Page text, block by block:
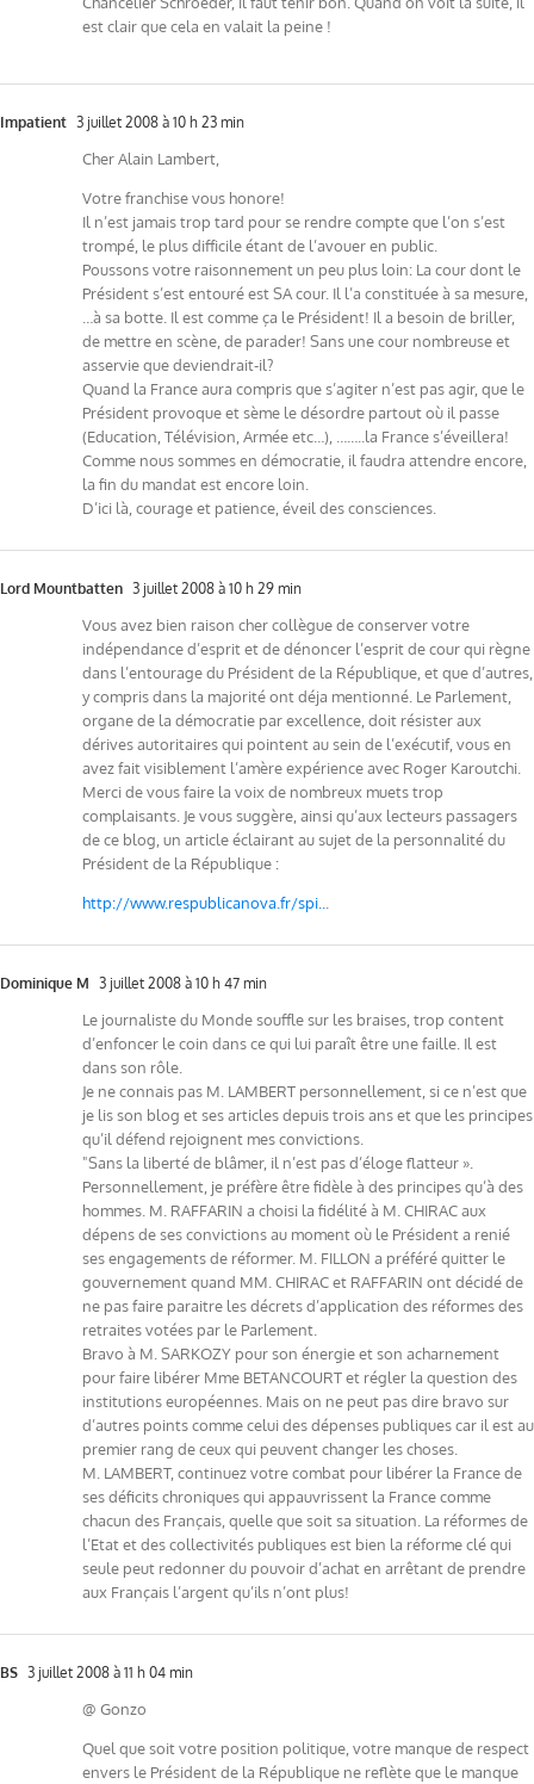
est clair que cela en valait la peine !
Impatient 3 juillet 2008 à 10 h 23 min
Cher Alain Lambert,
Votre franchise vous honore!
Il n’est jamais trop tard pour se rendre compte que l’on s’est
trompé, le plus difficile étant de l’avouer en public.
Poussons votre raisonnement un peu plus loin: La cour dont le
Président s’est entouré est SA cour. Il l’a constituée à sa mesure,
…à sa botte. Il est comme ça le Président! Il a besoin de briller,
de mettre en scène, de parader! Sans une cour nombreuse et
asservie que deviendrait-il?
Quand la France aura compris que s’agiter n’est pas agir, que le
Président provoque et sème le désordre partout où il passe
(Education, Télévision, Armée etc…), ……..la France s’éveillera!
Comme nous sommes en démocratie, il faudra attendre encore,
la fin du mandat est encore loin.
D’ici là, courage et patience, éveil des consciences.
Lord Mountbatten 3 juillet 2008 à 10 h 29 min
Vous avez bien raison cher collègue de conserver votre
indépendance d’esprit et de dénoncer l’esprit de cour qui règne
dans l’entourage du Président de la République, et que d’autres,
y compris dans la majorité ont déja mentionné. Le Parlement,
organe de la démocratie par excellence, doit résister aux
dérives autoritaires qui pointent au sein de l’exécutif, vous en
avez fait visiblement l’amère expérience avec Roger Karoutchi.
Merci de vous faire la voix de nombreux muets trop
complaisants. Je vous suggère, ainsi qu’aux lecteurs passagers
de ce blog, un article éclairant au sujet de la personnalité du
Président de la République :
http://www.respublicanova.fr/spi..
Dominique M 3 juillet 2008 à 10 h 47 min
Le journaliste du Monde souffle sur les braises, trop content
d’enfoncer le coin dans ce qui lui paraît être une faille. Il est
dans son rôle.
Je ne connais pas M. LAMBERT personnellement, si ce n’est que
je lis son blog et ses articles depuis trois ans et que les principes
qu’il défend rejoignent mes convictions.
"Sans la liberté de blâmer, il n’est pas d’éloge flatteur ».
Personnellement, je préfère être fidèle à des principes qu’à des
hommes. M. RAFFARIN a choisi la fidélité à M. CHIRAC aux
dépens de ses convictions au moment où le Président a renié
ses engagements de réformer. M. FILLON a préféré quitter le
gouvernement quand MM. CHIRAC et RAFFARIN ont décidé de
ne pas faire paraitre les décrets d’application des réformes des
retraites votées par le Parlement.
Bravo à M. SARKOZY pour son énergie et son acharnement
pour faire libérer Mme BETANCOURT et régler la question des
institutions européennes. Mais on ne peut pas dire bravo sur
d’autres points comme celui des dépenses publiques car il est au
premier rang de ceux qui peuvent changer les choses.
M. LAMBERT, continuez votre combat pour libérer la France de
ses déficits chroniques qui appauvrissent la France comme
chacun des Français, quelle que soit sa situation. La réformes de
l’Etat et des collectivités publiques est bien la réforme clé qui
seule peut redonner du pouvoir d’achat en arrêtant de prendre
aux Français l’argent qu’ils n’ont plus!
BS 3 juillet 2008 à 11 h 04 min
@ Gonzo
Quel que soit votre position politique, votre manque de respect
envers le Président de la République ne reflète que le manque